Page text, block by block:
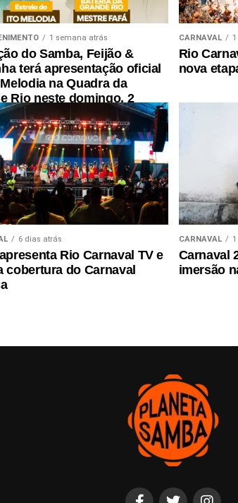
1 semana atrás
do Samba, Feijão &
terá apresentação oficial
na Quadra da
Rio neste domingo, 2
CARNAVAL
Rio
nova
6 dias atrás
Rio Carnaval TV e
cobertura do Carnaval
CARNAVAL
Carnaval
imersão